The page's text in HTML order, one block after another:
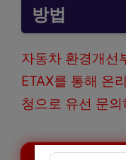
방법
자동차 환경개선
ETAX를 통해 온
청으로 유선 문